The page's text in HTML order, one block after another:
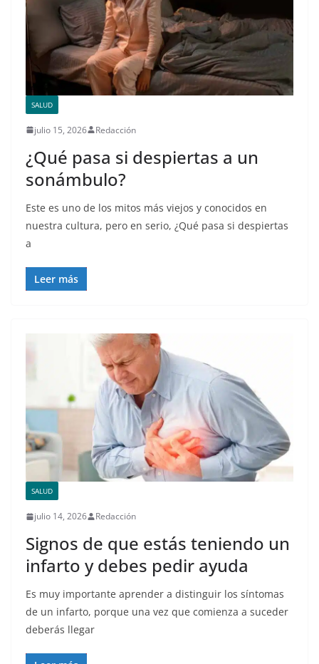
SALUD
julio 15, 2026 Redacción
¿Qué pasa si despiertas a un
sonámbulo?
Este es uno de los mitos más viejos y conocidos en
nuestra cultura, pero en serio, ¿Qué pasa si despiertas
a
Leer más
SALUD
julio 14, 2026 Redacción
Signos de que estás teniendo un
infarto y debes pedir ayuda
Es muy importante aprender a distinguir los síntomas
de un infarto, porque una vez que comienza a suceder
deberás llegar